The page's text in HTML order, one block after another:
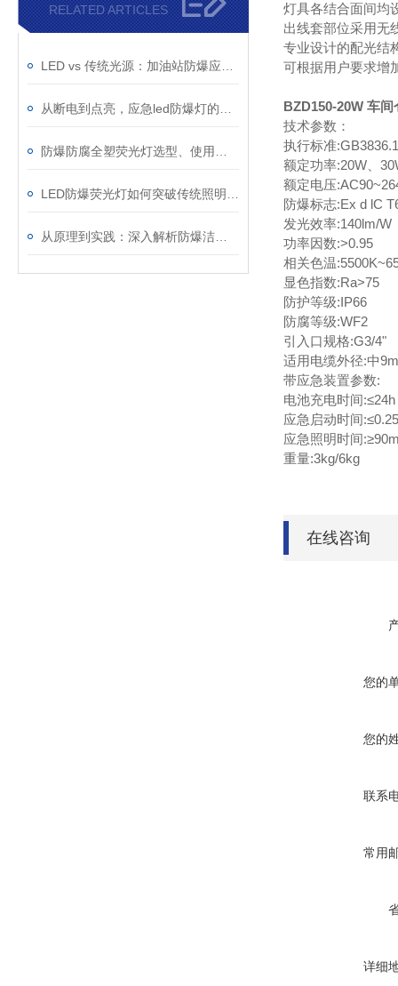
RELATED ARTICLES
灯具各结合面间均
出线套部位采用无
专业设计的配光结
可根据用户要求增
BZD150-20W 车
技术参数：
执行标准
额定功率:20W、
额定电压
防爆标志:Ex d lC
发光效率:140lm/W
功率因数:>0.95
相关色温
显色指数:Ra>75
防护等级:IP66
防腐等级:WF2
引入口规格:G3/4"
适用电缆外径:中
带应急装置参数:
电池充电时间:≤24h
应急启动时间
应急照明时间
重量:3kg/6kg
在线咨询
您的
您的
联系
常用
详细